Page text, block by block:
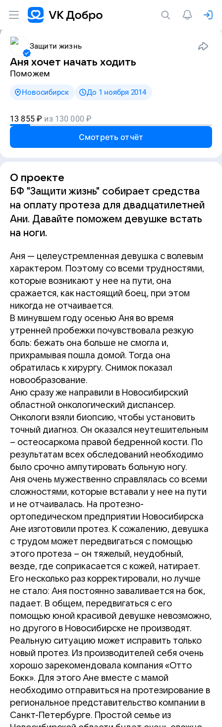
Защити жизнь
Аня хочет начать ходить
Поможем
Новосибирск До 1 ноября 2014
13 855 ₽ из 130 000 ₽
Смотреть отчёт
О проекте
БФ "Защити жизнь" собирает средства
на оплату протеза для двадцатилетней
Ани. Давайте поможем девушке встать
на ноги.
Аня — целеустремленная девушка с волевым
характером. Поэтому со всеми трудностями,
которые возникают у нее на пути, она
сражается, как настоящий боец, при этом
никогда не отчаивается.
В минувшем году осенью Аня во время
утренней пробежки почувствовала резкую
боль: бежать она больше не смогла и,
прихрамывая пошла домой. Тогда она
обратилась к хирургу. Снимок показал
новообразование.
Аню сразу же направили в Новосибирский
областной онкологический диспансер.
Онкологи взяли биопсию, чтобы установить
точный диагноз. Он оказался неутешительным
– остеосаркома правой бедренной кости. По
результатам всех обследований необходимо
было срочно ампутировать больную ногу.
Аня очень мужественно справлялась со всеми
сложностями, которые вставали у нее на пути
и не отчаивалась. На протезно-
ортопедическом предприятии Новосибирска
Ане изготовили протез. К сожалению, девушка
с трудом может передвигаться с помощью
этого протеза – он тяжелый, неудобный,
везде, где соприкасается с кожей, натирает.
Его несколько раз корректировали, но лучше
не стало: Аня постоянно заваливается на бок,
падает. В общем, передвигаться с его
помощью юной красивой девушке невозможно,
но другого в Новосибирске не производят.
Реальную ситуацию может исправить только
новый протез. Из производителей себя очень
хорошо зарекомендовала компания «Отто
Бокк». Для этого Ане вместе с мамой
необходимо отправиться на протезирование в
региональное представительство компании в
Санкт-Петербурге. Простой семье из